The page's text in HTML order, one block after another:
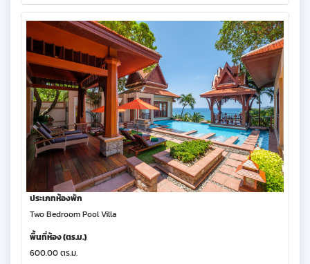
ประเภทห้องพัก
Two Bedroom Pool Villa
พื้นที่ห้อง (ตร.ม.)
600.00 ตร.ม.